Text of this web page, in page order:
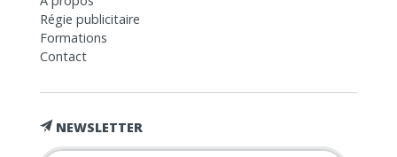
Régie publicitaire
Formations
Contact
NEWSLETTER